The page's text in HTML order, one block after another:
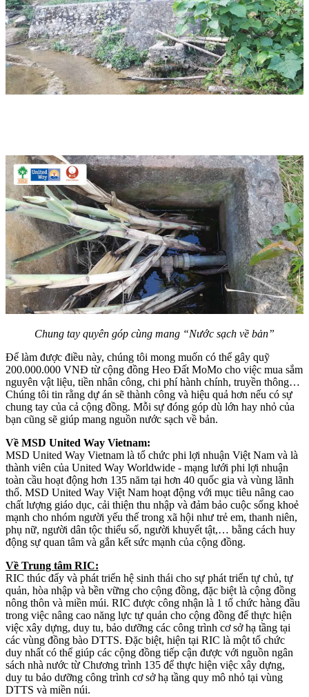
Chung tay quyên góp cùng mang “Nước sạch về bản”
Để làm được điều này, chúng tôi mong muốn có thể gây quỹ
200.000.000 VNĐ từ cộng đồng Heo Đất MoMo cho việc mua sắm
nguyên vật liệu, tiền nhân công, chi phí hành chính, truyền thông…
Chúng tôi tin rằng dự án sẽ thành công và hiệu quả hơn nếu có sự
chung tay của cả cộng đồng. Mỗi sự đóng góp dù lớn hay nhỏ của
bạn cũng sẽ giúp mang nguồn nước sạch về bản.
Về MSD United Way Vietnam:
MSD United Way Vietnam là tổ chức phi lợi nhuận Việt Nam và là
thành viên của United Way Worldwide - mạng lưới phi lợi nhuận
toàn cầu hoạt động hơn 135 năm tại hơn 40 quốc gia và vùng lãnh
thổ. MSD United Way Việt Nam hoạt động với mục tiêu nâng cao
chất lượng giáo dục, cải thiện thu nhập và đảm bảo cuộc sống khoẻ
mạnh cho nhóm người yếu thế trong xã hội như trẻ em, thanh niên,
phụ nữ, người dân tộc thiểu số, người khuyết tật,… bằng cách huy
động sự quan tâm và gắn kết sức mạnh của cộng đồng.
Về Trung tâm RIC:
RIC thúc đẩy và phát triển hệ sinh thái cho sự phát triển tự chủ, tự
quản, hòa nhập và bền vững cho cộng đồng, đặc biệt là cộng đồng
nông thôn và miền múi. RIC được công nhận là 1 tổ chức hàng đầu
trong việc nâng cao năng lực tự quản cho cộng đồng để thực hiện
việc xây dựng, duy tu, bảo dưỡng các công trình cơ sở hạ tầng tại
các vùng đồng bào DTTS. Đặc biệt, hiện tại RIC là một tổ chức
duy nhất có thể giúp các cộng đồng tiếp cận được với nguồn ngân
sách nhà nước từ Chương trình 135 để thực hiện việc xây dựng,
duy tu bảo dưỡng công trình cơ sở hạ tầng quy mô nhỏ tại vùng
DTTS và miền núi.